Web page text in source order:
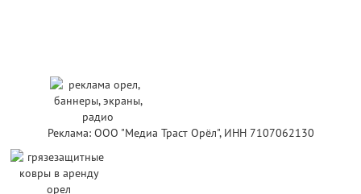
Реклама: ООО "Медиа Траст Орёл", ИНН 7107062130